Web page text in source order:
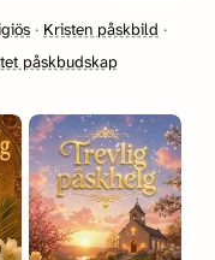
· Kristen påskbild ·
påskbudskap